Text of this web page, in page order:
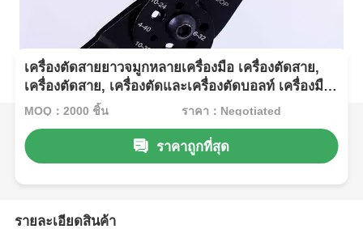
เครื่องตัดสายยาวจมูกหลายเครื่องมือ เครื่องตัดสาย,
เครื่องตัดสาย, เครื่องตัดและเครื่องตัดบอลท์ เครื่องมือ
ช่างไฟฟ้าหลายประการ
MOQ：2000 ชิ้น ราคา：Negotiated
ราคาถูกที่สุด
รายละเอียดสินค้า